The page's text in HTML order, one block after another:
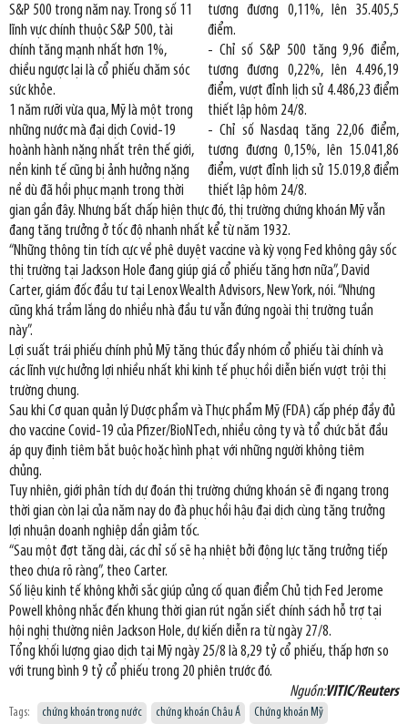
tương đương 0,11%, lên 35.405,5
điểm.
- Chỉ số S&P 500 tăng 9,96 điểm,
tương đương 0,22%, lên 4.496,19
điểm, vượt đỉnh lịch sử 4.486,23 điểm
thiết lập hôm 24/8.
- Chỉ số Nasdaq tăng 22,06 điểm,
tương đương 0,15%, lên 15.041,86
điểm, vượt đỉnh lịch sử 15.019,8 điểm
thiết lập hôm 24/8.
S&P 500 trong năm nay. Trong số 11
lĩnh vực chính thuộc S&P 500, tài
chính tăng mạnh nhất hơn 1%,
chiều ngược lại là cổ phiếu chăm sóc
sức khỏe.
1 năm rưỡi vừa qua, Mỹ là một trong
những nước mà đại dịch Covid-19
hoành hành nặng nhất trên thế giới,
nền kinh tế cũng bị ảnh hưởng nặng
nề dù đã hồi phục mạnh trong thời
gian gần đây. Nhưng bất chấp hiện thực đó, thị trường chứng khoán Mỹ vẫn
đang tăng trưởng ở tốc độ nhanh nhất kể từ năm 1932.
“Những thông tin tích cực về phê duyệt vaccine và kỳ vọng Fed không gây sốc
thị trường tại Jackson Hole đang giúp giá cổ phiếu tăng hơn nữa”, David
Carter, giám đốc đầu tư tại Lenox Wealth Advisors, New York, nói. “Nhưng
cũng khá trầm lắng do nhiều nhà đầu tư vẫn đứng ngoài thị trường tuần
này”.
Lợi suất trái phiếu chính phủ Mỹ tăng thúc đẩy nhóm cổ phiếu tài chính và
các lĩnh vực hưởng lợi nhiều nhất khi kinh tế phục hồi diễn biến vượt trội thị
trường chung.
Sau khi Cơ quan quản lý Dược phẩm và Thực phẩm Mỹ (FDA) cấp phép đầy đủ
cho vaccine Covid-19 của Pfizer/BioNTech, nhiều công ty và tổ chức bắt đầu
áp quy định tiêm bắt buộc hoặc hình phạt với những người không tiêm
chủng.
Tuy nhiên, giới phân tích dự đoán thị trường chứng khoán sẽ đi ngang trong
thời gian còn lại của năm nay do đà phục hồi hậu đại dịch cùng tăng trưởng
lợi nhuận doanh nghiệp dần giảm tốc.
“Sau một đợt tăng dài, các chỉ số sẽ hạ nhiệt bởi động lực tăng trưởng tiếp
theo chưa rõ ràng”, theo Carter.
Số liệu kinh tế không khởi sắc giúp củng cố quan điểm Chủ tịch Fed Jerome
Powell không nhắc đến khung thời gian rút ngắn siết chính sách hỗ trợ tại
hội nghị thường niên Jackson Hole, dự kiến diễn ra từ ngày 27/8.
Tổng khối lượng giao dịch tại Mỹ ngày 25/8 là 8,29 tỷ cổ phiếu, thấp hơn so
với trung bình 9 tỷ cổ phiếu trong 20 phiên trước đó.
Nguồn:VITIC/Reuters
Tags: chứng khoán trong nước chứng khoán Châu Á Chứng khoán Mỹ